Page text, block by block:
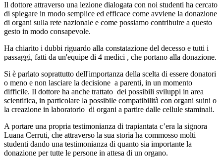
Il dottore attraverso una lezione dialogata con noi studenti ha cercato
di spiegare in modo semplice ed efficace come avviene la donazione
di organi sulla rete nazionale e come possiamo contribuire a questo
gesto in modo consapevole.
Ha chiarito i dubbi riguardo alla constatazione del decesso e tutti i
passaggi, fatti da un'equipe di 4 medici , che portano alla donazione.
Si è parlato soprattutto dell'importanza della scelta di essere donatori
o meno e non lasciare la decisione a parenti, in un momento
difficile. Il dottore ha anche trattato dei possibili sviluppi in area
scientifica, in particolare la possibile compatibilità con organi suini o
la creazione in laboratorio di organi a partire dalle cellule staminali.
A portare una propria testimonianza di trapiantata c’era la signora
Luana Cerruti, che attraverso la sua storia ha commosso molti
studenti dando una testimonianza di quanto sia importante la
donazione per tutte le persone in attesa di un organo.